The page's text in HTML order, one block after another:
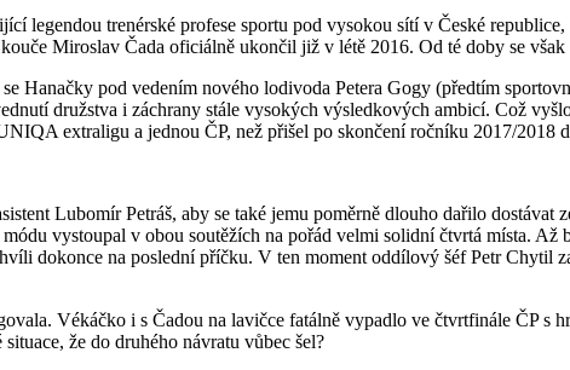
legendou trenérské profese sportu pod vysokou sítí v České
Miroslav Čada oficiálně ukončil již v létě 2016. Od té doby se
Hanačky pod vedením nového lodivoda Petera Gogy (předtím
družstva i záchrany stále vysokých výsledkových ambicí. Což
extraligu a jednou ČP, než přišel po skončení ročníku 2017/2018
Lubomír Petráš, aby se také jemu poměrně dlouho dařilo
vystoupal v obou soutěžích na pořád velmi solidní čtvrtá místa. Až
dokonce na poslední příčku. V ten moment oddílový šéf Petr Chytil
Vékáčko i s Čadou na lavičce fatálně vypadlo ve čtvrtfinále ČP
že do druhého návratu vůbec šel?